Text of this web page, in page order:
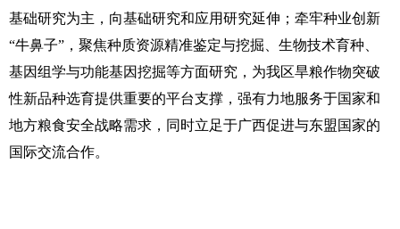
基础研究为主，向基础研究和应用研究延伸；牵牢种业创新
“牛鼻子”，聚焦种质资源精准鉴定与挖掘、生物技术育种、
基因组学与功能基因挖掘等方面研究，为我区旱粮作物突破
性新品种选育提供重要的平台支撑，强有力地服务于国家和
地方粮食安全战略需求，同时立足于广西促进与东盟国家的
国际交流合作。